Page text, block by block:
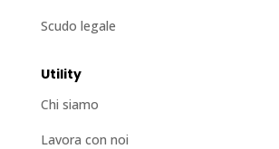
Scudo legale
Utility
Chi siamo
Lavora con noi